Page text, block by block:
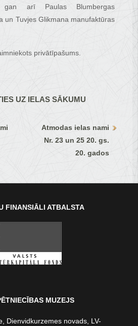
gan arī Paulas Blumbergas
un Tuvjes Glikmana manufaktūras
privātīpašums.
UZ IELAS SĀKUMU
Atmodas ielas nami
Nr. 23 un 25 20. gs.
20. gados
FINANSIĀLI ATBALSTA
MUZEJS
Dienvidkurzemes novads, LV-